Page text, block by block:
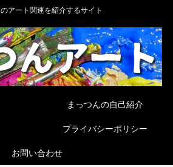
アート関連を紹介するサイト
まっつんの自己紹介
プライバシーポリシー
お問い合わせ